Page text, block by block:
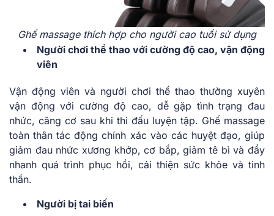
Ghế massage thích hợp cho người cao tuổi sử dụng
Người chơi thể thao với cường độ cao, vận động
viên
Vận động viên và người chơi thể thao thường xuyên
vận động với cường độ cao, dễ gặp tình trạng đau
nhức, căng cơ sau khi thi đấu luyện tập. Ghế massage
toàn thân tác động chính xác vào các huyệt đạo, giúp
giảm đau nhức xương khớp, cơ bắp, giảm tê bì và đẩy
nhanh quá trình phục hồi, cải thiện sức khỏe và tinh
thần.
Người bị tai biến